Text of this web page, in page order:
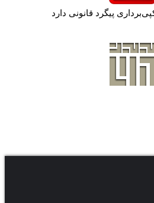
پیگرد قانونی دارد